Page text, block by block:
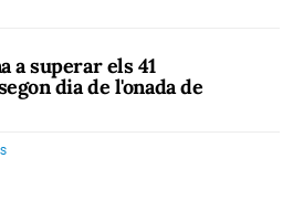
a superar els 41
dia de l'onada de